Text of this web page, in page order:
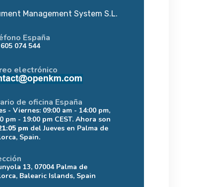
Management System S.L.
España
074 544
electrónico
de oficina España
- Viernes: 09:00 am - 14:00 pm,
pm - 19:00 pm CEST. Ahora son
pm del Jueves en Palma de
Spain.
13, 07004 Palma de
Balearic Islands, Spain